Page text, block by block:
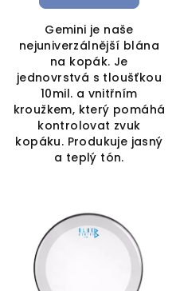
Gemini je naše
nejuniverzálnější blána
na kopák. Je
jednovrstvá s tloušťkou
10mil. a vnitřním
kroužkem, který pomáhá
kontrolovat zvuk
kopáku. Produkuje jasný
a teplý tón.